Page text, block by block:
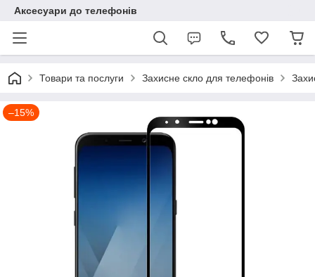
Аксесуари до телефонів
Товари та послуги Захисне скло для телефонів
–15%